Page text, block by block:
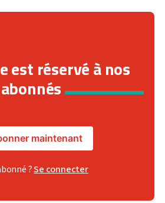
est réservé à nos
abonnés
maintenant
?Se connecter